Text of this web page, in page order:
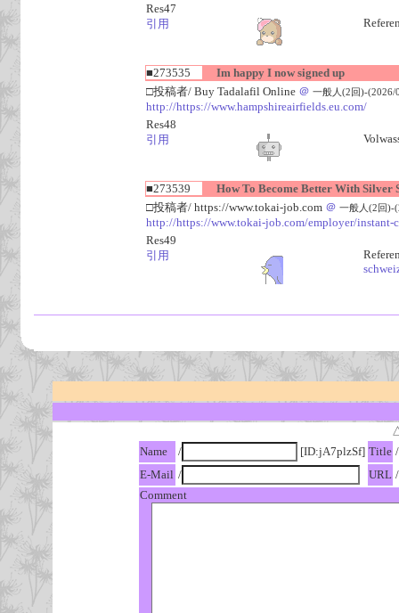
Res47
引用
■273535
Im happy I now signed up
□投稿者/ Buy Tadalafil Online ＠ 一般人(2回)-(2026/
http://https://www.hampshireairfields.eu.com/
Res48
引用
■273539
How To Become Better With Silver
□投稿者/ https://www.tokai-job.com ＠ 一般人(2回)-
http://https://www.tokai-job.com/employer/instant-
Res49
引用
Name
/ [ID:jA7plzSf] Title /
E-Mail / URL /
Comment